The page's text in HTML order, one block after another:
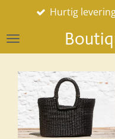
hovedindhold
Hurtig